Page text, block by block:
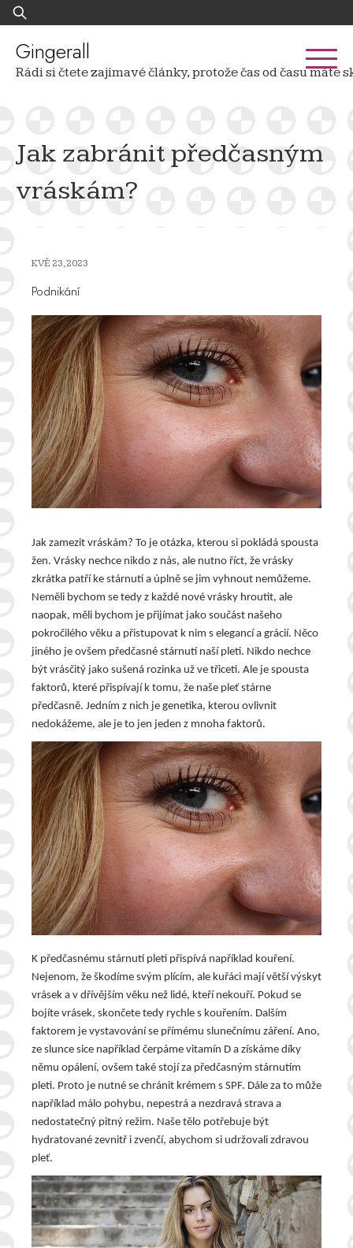
Skip
to
content
Vyhledávání
Gingerall
Rádi si čtete zajímavé články, protože čas od času
Jak zabránit předčasným
vráskám?
KVĚ 23, 2023
Podnikání
Jak zamezit vráskám? To je otázka, kterou si pokládá spousta
žen. Vrásky nechce nikdo z nás, ale nutno říct, že vrásky
zkrátka patří ke stárnutí a úplně se jim vyhnout nemůžeme.
Neměli bychom se tedy z každé nové vrásky hroutit, ale
naopak, měli bychom je přijímat jako součást našeho
pokročilého věku a přistupovat k nim s elegancí a grácií. Něco
jiného je ovšem předčasné stárnutí naší pleti. Nikdo nechce
být vrásčitý jako sušená rozinka už ve třiceti. Ale je spousta
faktorů, které přispívají k tomu, že naše pleť stárne
předčasně. Jedním z nich je genetika, kterou ovlivnit
nedokážeme, ale je to jen jeden z mnoha faktorů.
K předčasnému stárnutí pleti přispívá například kouření.
Nejenom, že škodíme svým plícím, ale kuřáci mají větší výskyt
vrásek a v dřívějším věku než lidé, kteří nekouří. Pokud se
bojíte vrásek, skončete tedy rychle s kouřením. Dalším
faktorem je vystavování se přímému slunečnímu záření. Ano,
ze slunce sice například čerpáme vitamín D a získáme díky
němu opálení, ovšem také stojí za předčasným stárnutím
pleti. Proto je nutné se chránit krémem s SPF. Dále za to může
například málo pohybu, nepestrá a nezdravá strava a
nedostatečný pitný režim. Naše tělo potřebuje být
hydratované zevnitř i zvenčí, abychom si udržovali zdravou
pleť.